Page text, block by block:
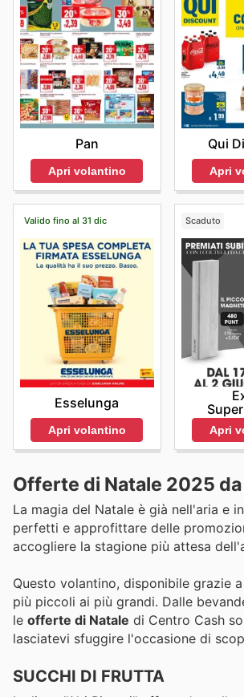
Pan
Apri volantino
Qui
Apri
Valido fino al 31 dic
Esselunga
Apri volantino
Scaduto
Apri
Offerte di Natale 2025
La magia del Natale è già nell'aria e
perfetti e approfittare delle
accogliere la stagione più attesa
Questo volantino, disponibile grazie a
più piccoli ai più grandi. Dalle
le offerte di Natale di Centro Cash
lasciatevi sfuggire l'occasione di
SUCCHI DI FRUTTA